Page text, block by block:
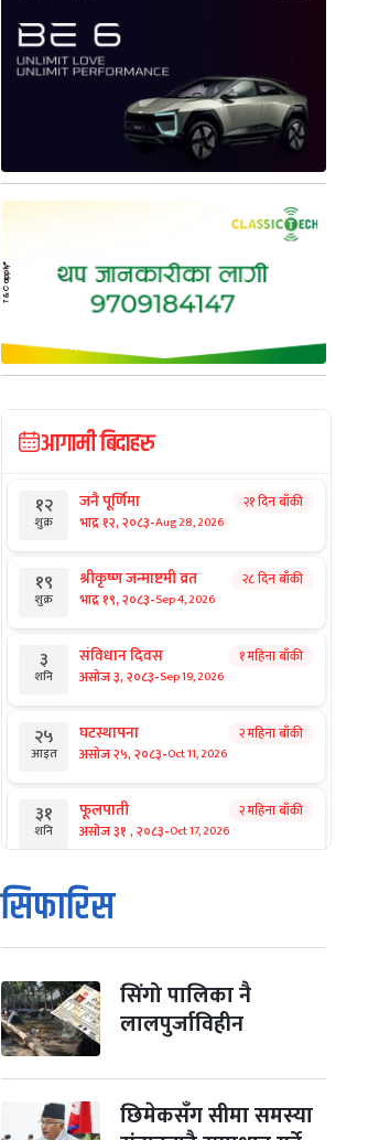
आगामी बिदाहरु
१२
शुक्र
जनै पूर्णिमा
भाद्र १२, २०८३-Aug 28, 2026
२१ दिन बाँकी
१९
शुक्र
श्रीकृष्ण जन्माष्टमी व्रत
भाद्र १९, २०८३-Sep 4, 2026
२८ दिन बाँकी
३
शनि
संविधान दिवस
असोज ३, २०८३-Sep 19, 2026
१ महिना बाँकी
२५
आइत
घटस्थापना
असोज २५, २०८३-Oct 11, 2026
२ महिना बाँकी
३१
शनि
फूलपाती
असोज ३१ , २०८३-Oct 17, 2026
२ महिना बाँकी
१
आइत
कार्तिक सङ्क्रान्ति
कार्तिक १, २०८३
मंगल कार्तिक ३, २०८३- Oct 20, 2026
४
बुध
विजयादशमी
कार्तिक ४, २०८३
५ पापा‌ङ्कुशा एकादशी व्रत २ महिना बाँकी
सिफारिस
सिंगो पालिका नै
लालपुर्जाविहीन
छिमेकसँग सीमा समस्या